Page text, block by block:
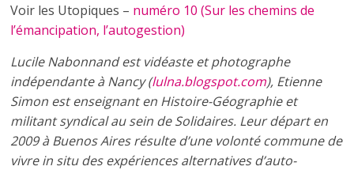
Voir les Utopiques – numéro 10 (Sur les chemins de
l’émancipation, l’autogestion)
Lucile Nabonnand est vidéaste et photographe
indépendante à Nancy (lulna.blogspot.com), Etienne
Simon est enseignant en Histoire-Géographie et
militant syndical au sein de Solidaires. Leur départ en
2009 à Buenos Aires résulte d’une volonté commune de
vivre in situ des expériences alternatives d’auto-